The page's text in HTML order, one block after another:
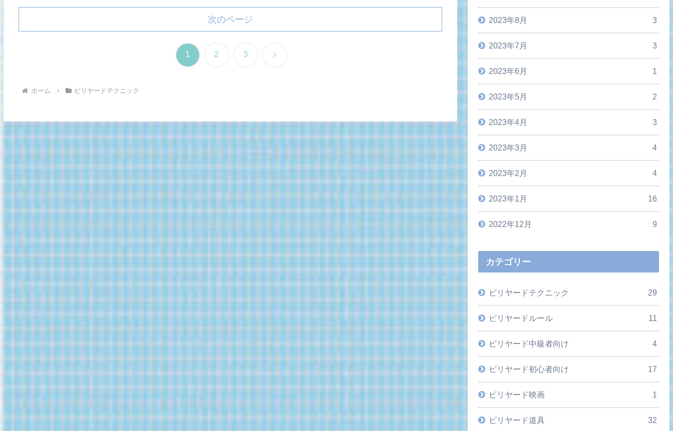
次のページ
1 2 3 次
ホーム ビリヤードテクニック
2023年8月 3
2023年7月 3
2023年6月 1
2023年5月 2
2023年4月 3
2023年3月 4
2023年2月 4
2023年1月 16
2022年12月 9
カテゴリー
ビリヤードテクニック 29
ビリヤードルール 11
ビリヤード中級者向け 4
ビリヤード初心者向け 17
ビリヤード映画 1
ビリヤード道具 32